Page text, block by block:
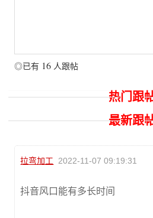
◎已有 16 人跟帖
热门跟
最新跟
拉弯加工 2022-11-07 09:19:31
抖音风口能有多长时间